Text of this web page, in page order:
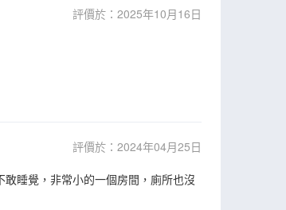
評價於：2025年10月16日
評價於：2024年04月25日
睡覺，非常小的一個房間，廁所也沒